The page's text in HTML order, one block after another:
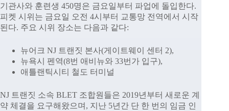
기관사와 훈련생 450명은 금요일부터 파업에 돌입한다.
피켓 시위는 금요일 오전 4시부터 교통망 전역에서 시작
된다. 주요 시위 장소는 다음과 같다:
뉴어크 NJ 트랜짓 본사(게이트웨이 센터 2),
뉴욕시 펜역(8번 애비뉴와 33번가 입구),
애틀랜틱시티 철도 터미널
NJ 트랜짓 소속 BLET 조합원들은 2019년부터 새로운 계
약 체결을 요구해왔으며, 지난 5년간 단 한 번의 임금 인